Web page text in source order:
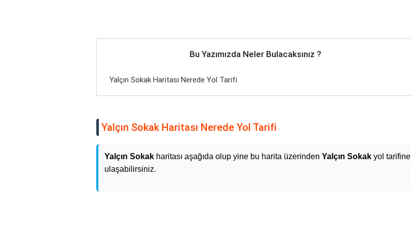
Bu Yazımızda Neler Bulacaksınız ?
Yalçın Sokak Haritası Nerede Yol Tarifi
Yalçın Sokak Haritası Nerede Yol Tarifi
Yalçın Sokak haritası aşağıda olup yine bu harita üzerinden Yalçın Sokak yol tarifine
ulaşabilirsiniz.